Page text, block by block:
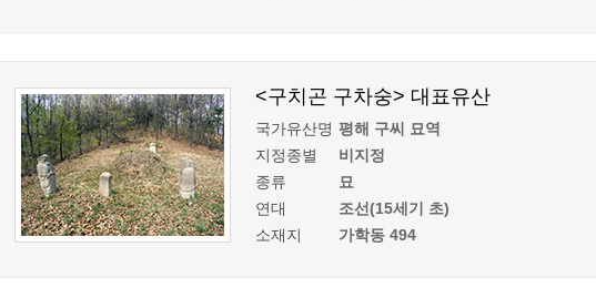
가족관계등록
시민과의 대화
<구치곤 구차숭> 대표유산
국가유산명 평해 구씨 묘역
지정종별
비지정
종류
묘
연대
조선(15세기 초)
소재지
가학동 494